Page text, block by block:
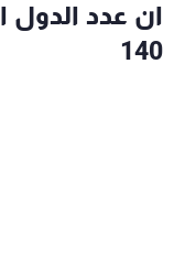
ان عدد
140
إقتصاد
منوعات